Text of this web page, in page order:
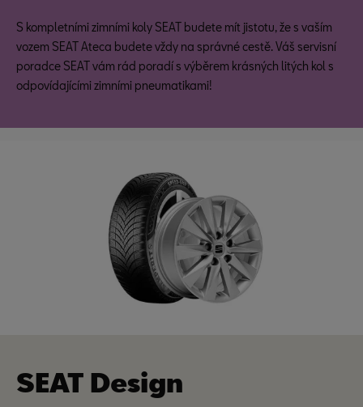
S kompletními zimními koly SEAT budete mít jistotu, že s vaším
vozem SEAT Ateca budete vždy na správné cestě. Váš servisní
poradce SEAT vám rád poradí s výběrem krásných litých kol s
odpovídajícími zimními pneumatikami!
SEAT Design